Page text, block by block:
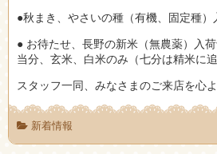
●秋まき、やさいの種（有機、固定種）
● お待たせ、長野の新米（無農薬）入
当分、玄米、白米のみ（七分は精米に追
スタッフ一同、みなさまのご来店を心
新着情報